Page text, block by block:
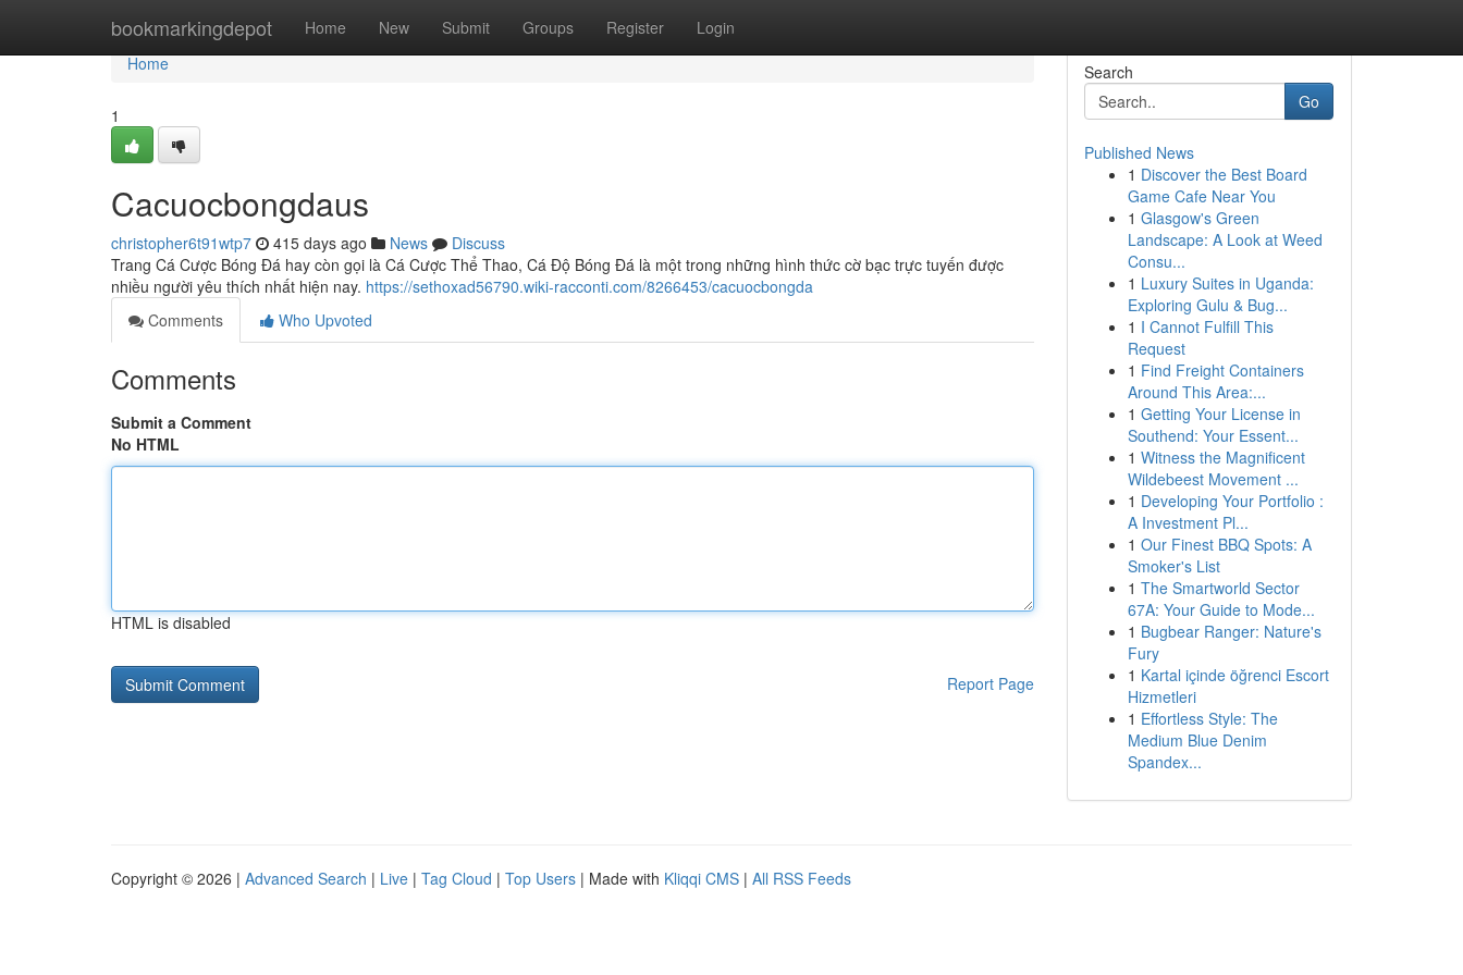
bookmarkingdepot Home New Submit Groups Register Login
Home
Home
1
Cacuocbongdaus
christopher6t91wtp7 415 days ago News
Discuss
Trang Cá Cược Bóng Đá hay còn gọi là Cá Cược Thể Thao, Cá Độ Bóng Đá là một trong những hình thức cờ bạc trực tuyến được
nhiều người yêu thích nhất hiện nay. https://sethoxad56790.wiki-racconti.com/8266453/cacuocbongda
Comments
Who Upvoted
Comments
Submit a Comment
No HTML
HTML is disabled
Report Page
Search
Go
Published News
1 Discover the Best Board
Game Cafe Near You
1 Glasgow's Green
Landscape: A Look at Weed
Consu...
1 Luxury Suites in Uganda:
Exploring Gulu & Bug...
1 I Cannot Fulfill This
Request
1 Find Freight Containers
Around This Area:...
1 Getting Your License in
Southend: Your Essent...
1 Witness the Magnificent
Wildebeest Movement ...
1 Developing Your Portfolio :
A Investment Pl...
1 Our Finest BBQ Spots: A
Smoker's List
1 The Smartworld Sector
67A: Your Guide to Mode...
1 Bugbear Ranger: Nature's
Fury
1 Kartal içinde öğrenci Escort
Hizmetleri
1 Effortless Style: The
Medium Blue Denim
Spandex...
Copyright © 2026 | Advanced Search | Live | Tag Cloud | Top Users | Made with Kliqqi CMS | All RSS Feeds